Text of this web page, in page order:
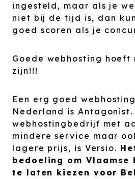
ingesteld, maar als je
niet bij de tijd is, dan
goed scoren als je
Goede webhosting hoeft
zijn!!!
Een erg goed
Nederland is Antagonist.
webhostingbedrijf met
mindere service maar
lagere prijs, is Versio.
bedoeling om Vlaamse
te laten kiezen voor